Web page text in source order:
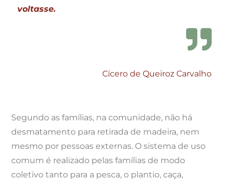
voltasse.
Cícero de Queiroz Carvalho
Segundo as famílias, na comunidade, não há
desmatamento para retirada de madeira, nem
mesmo por pessoas externas. O sistema de uso
comum é realizado pelas famílias de modo
coletivo tanto para a pesca, o plantio, caça,